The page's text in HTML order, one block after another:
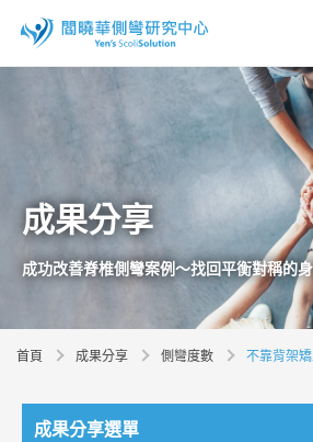
成果分享
成功改善脊椎側彎案例～找回平衡對稱的
首頁 成果分享 側彎度數 不靠背架
成果分享選單